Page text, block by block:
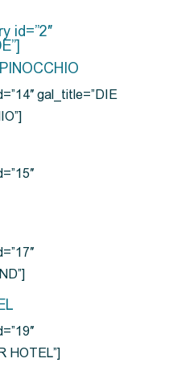
id=”2″
gal_title=”DIE
HOTEL”]